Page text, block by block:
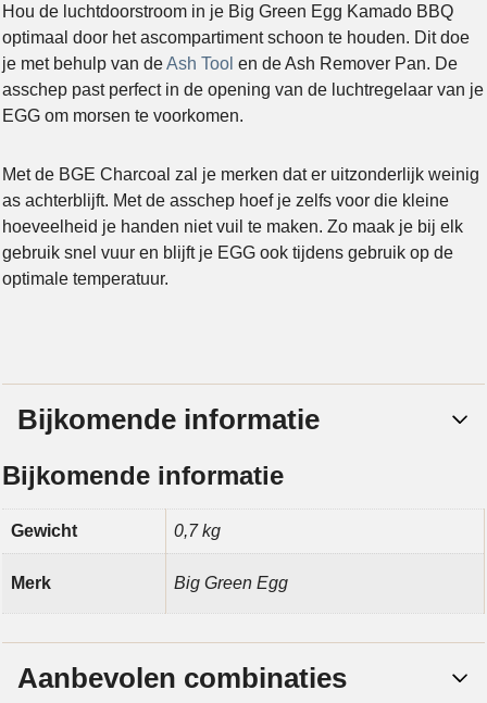
Hou de luchtdoorstroom in je Big Green Egg Kamado BBQ
optimaal door het ascompartiment schoon te houden. Dit doe
je met behulp van deAsh Tool en de Ash Remover Pan. De
asschep past perfect in de opening van de luchtregelaar van je
EGG om morsen te voorkomen.
Met de BGE Charcoal zal je merken dat er uitzonderlijk weinig
as achterblijft. Met de asschep hoef je zelfs voor die kleine
hoeveelheid je handen niet vuil te maken. Zo maak je bij elk
gebruik snel vuur en blijft je EGG ook tijdens gebruik op de
optimale temperatuur.
Bijkomende informatie
Bijkomende informatie
Gewicht 0,7 kg
Merk Big Green Egg
Aanbevolen combinaties